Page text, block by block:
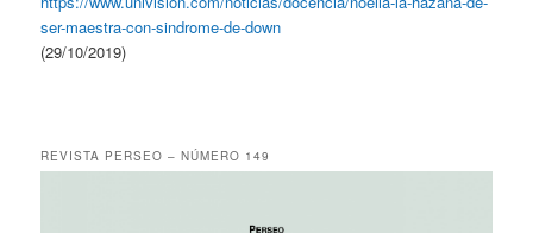
ser-maestra-con-sindrome-de-down
(29/10/2019)
REVISTA PERSEO – NÚMERO 149